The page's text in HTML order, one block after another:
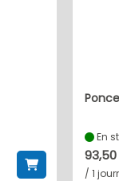
En
/ 1